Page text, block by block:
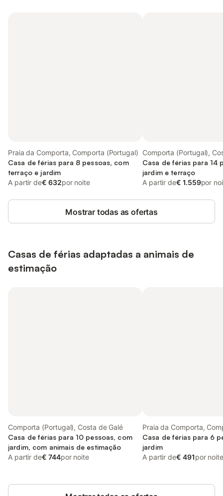
Praia da Comporta, Comporta (Portugal)
Casa de férias para 8 pessoas, com
terraço e jardim
A partir de€ 632por noite
Comporta (Portugal),
Casa de férias para 14
jardim e terraço
A partir de€ 1.559por
Mostrar todas as ofertas
Casas de férias adaptadas a animais de
estimação
Comporta (Portugal), Costa de Galé
Casa de férias para 10 pessoas, com
jardim, com animais de estimação
A partir de€ 744por noite
Praia da Comporta,
Casa de férias para 6
jardim
A partir de€ 491por noite